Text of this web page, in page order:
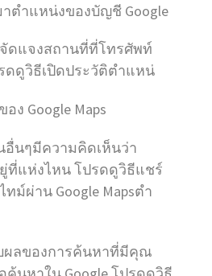
ตำแหน่งของบัญชี Google
ดแจงสถานที่ที่โทรศัพท์
ดดูวิธีเปิดประวัติตำแหน่
ง Google Maps
อื่นๆมีความคิดเห็นว่า
แห่งไหน โปรดดูวิธีแชร์
ม์ผ่าน Google Mapsตํา
ผลของการค้นหาที่มีคุณ